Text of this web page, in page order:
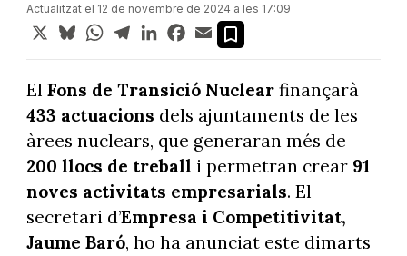
Actualitzat el 12 de novembre de 2024 a les 17:09
X BlueskyWhatsApp
TelegramLinkedInFacebook
Email
El Fons de Transició Nuclearfinançarà
433 actuacions dels ajuntaments de les
àrees nuclears, que generaran més de
200 llocs de treball i permetran crear 91
noves activitats empresarials. El
secretari d’Empresa i Competitivitat,
Jaume Baró, ho ha anunciat este dimarts